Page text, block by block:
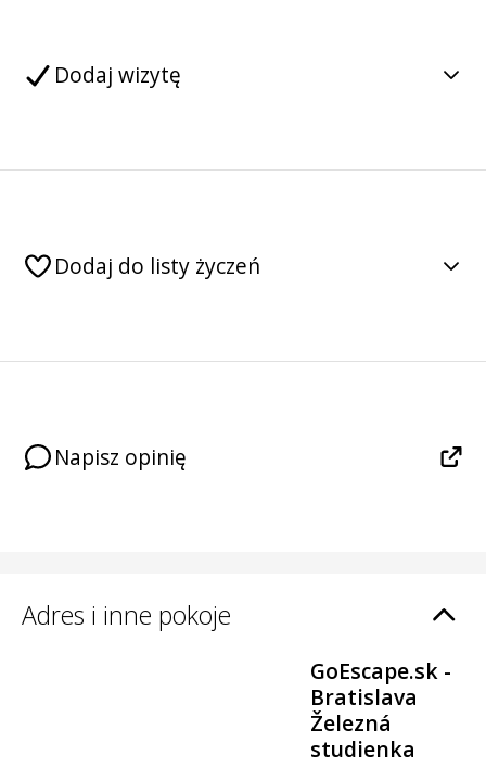
Dodaj wizytę
Dodaj do listy życzeń
Napisz opinię
Adres i inne pokoje
GoEscape.sk -
Bratislava
Železná
studienka